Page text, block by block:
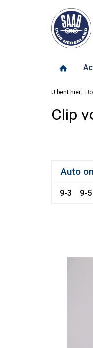
U bent hier:
Clip
Auto
9-3 9-5